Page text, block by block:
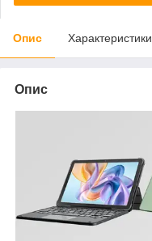
Опис Характеристики
Опис